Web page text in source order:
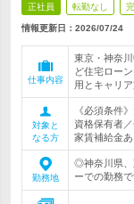
正社員 転勤なし
情報更新日：2026/07/24
仕事内容
東京・神奈
ど住宅ロー
用とキャリ
対象と
なる方
《必須条件
資格保有者
家賃補給金あ
勤務地
◎神奈川県、
ーでの勤務で